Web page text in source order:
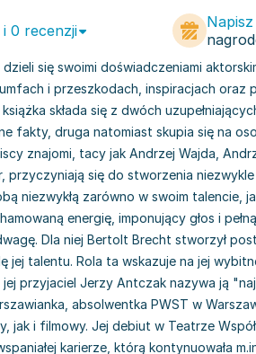
0 recenzji
dzieli się swoimi doświadczeniami
i przeszkodach, inspiracjach oraz
składa się z dwóch
fakty, druga natomiast skupia się na
znajomi, tacy jak Andrzej Wajda,
przyczyniają się do stworzenia
niezwykłą zarówno w swoim talencie,
energię, imponujący głos i
Dla niej Bertolt Brecht stworzył
jej talentu. Rola ta wskazuje na jej
jej przyjaciel Jerzy Antczak nazywa ją
absolwentka PWST w
jak i filmowy. Jej debiut w Teatrze
karierze, którą kontynuowała